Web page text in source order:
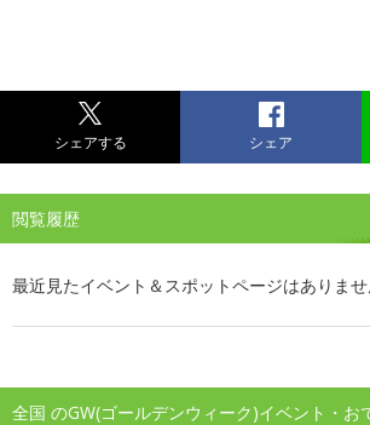
シェアする シェア
閲覧履歴
最近見たイベント＆スポットページはありませ
全国 のGW(ゴールデンウィーク)イベント・お